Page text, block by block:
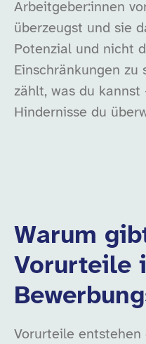
Arbeitgeber:innen
überzeugst und sie
Potenzial und nicht
Einschränkungen zu
zählt, was du kannst
Hindernisse du
Warum
Vorurteile
Vorurteile entstehen